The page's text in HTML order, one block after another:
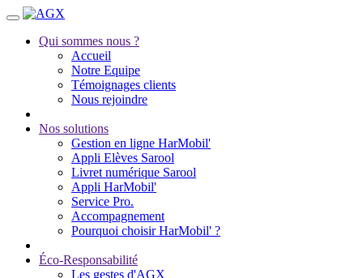
Qui sommes nous ?
Accueil
Notre Equipe
Témoignages clients
Nous rejoindre
Nos solutions
Gestion en ligne HarMobil'
Appli Elèves Sarool
Livret numérique Sarool
Appli HarMobil'
Service Pro.
Accompagnement
Pourquoi choisir HarMobil' ?
Éco-Responsabilité
Les gestes d'AGX